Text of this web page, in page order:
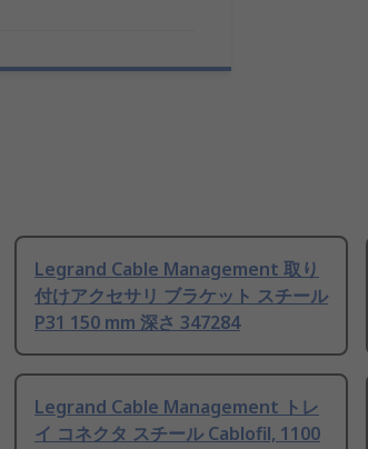
Legrand Cable Management 取り
付けアクセサリ ブラケット スチール
P31 150 mm 深さ 347284
Legrand Cable Management トレ
イ コネクタ スチール Cablofil, 1100